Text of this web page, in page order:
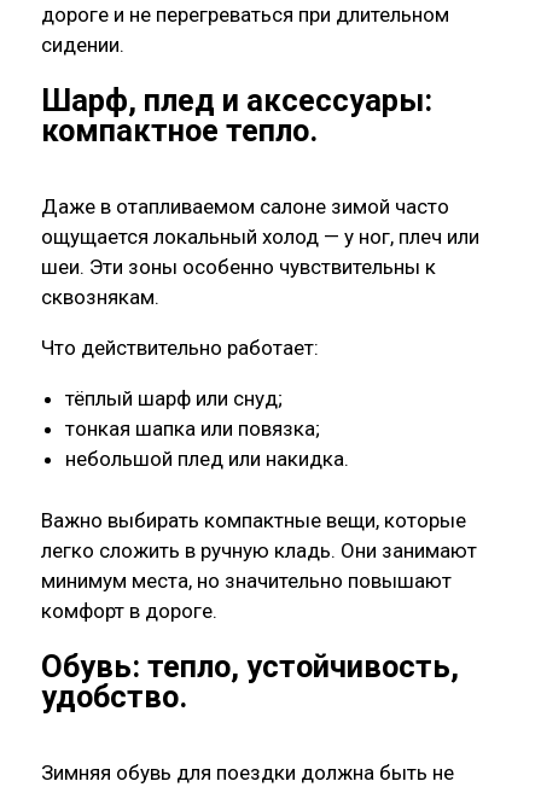
дороге и не перегреваться при длительном
сидении.
Шарф, плед и аксессуары:
компактное тепло.
Даже в отапливаемом салоне зимой часто
ощущается локальный холод — у ног, плеч или
шеи. Эти зоны особенно чувствительны к
сквознякам.
Что действительно работает:
тёплый шарф или снуд;
тонкая шапка или повязка;
небольшой плед или накидка.
Важно выбирать компактные вещи, которые
легко сложить в ручную кладь. Они занимают
минимум места, но значительно повышают
комфорт в дороге.
Обувь: тепло, устойчивость,
удобство.
Зимняя обувь для поездки должна быть не